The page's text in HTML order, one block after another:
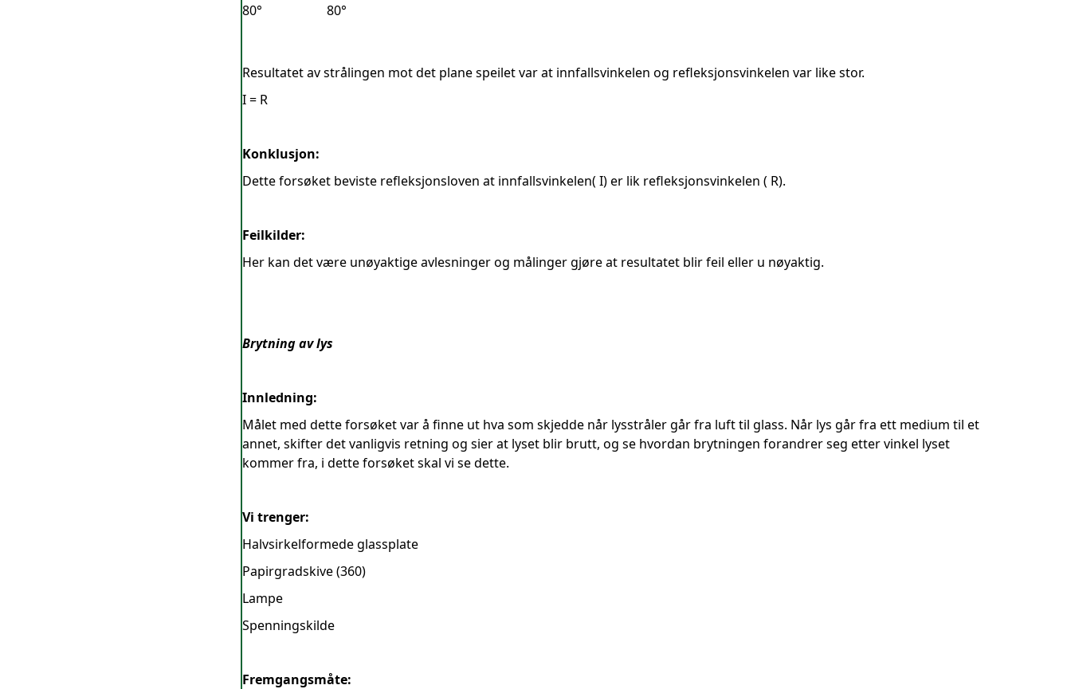
80°
80°
Resultatet av strålingen mot det plane speilet var at innfallsvinkelen og refleksjonsvinkelen var like stor.
I = R
Konklusjon:
Dette forsøket beviste refleksjonsloven at innfallsvinkelen( I) er lik refleksjonsvinkelen ( R).
Feilkilder:
Her kan det være unøyaktige avlesninger og målinger gjøre at resultatet blir feil eller u nøyaktig.
Brytning av lys
Innledning:
Målet med dette forsøket var å finne ut hva som skjedde når lysstråler går fra luft til glass. Når lys går fra ett medium til et
annet, skifter det vanligvis retning og sier at lyset blir brutt, og se hvordan brytningen forandrer seg etter vinkel lyset
kommer fra, i dette forsøket skal vi se dette.
Vi trenger:
Halvsirkelformede glassplate
Papirgradskive (360)
Lampe
Spenningskilde
Fremgangsmåte: